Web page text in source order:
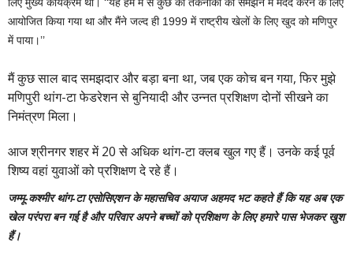
आयोजित किया गया था और मैंने जल्द ही 1999 में राष्ट्रीय खेलों के लिए खुद को मणिपुर
में पाया।’’
मैं कुछ साल बाद समझदार और बड़ा बना था, जब एक कोच बन गया, फिर मुझे
मणिपुरी थांग-टा फेडरेशन से बुनियादी और उन्नत प्रशिक्षण दोनों सीखने का
निमंत्रण मिला।
आज श्रीनगर शहर में 20 से अधिक थांग-टा क्लब खुल गए हैं। उनके कई पूर्व
शिष्य वहां युवाओं को प्रशिक्षण दे रहे हैं।
जम्मू-कश्मीर थांग-टा एसोसिएशन के महासचिव अयाज अहमद भट कहते हैं कि यह अब एक
खेल परंपरा बन गई है और परिवार अपने बच्चों को प्रशिक्षण के लिए हमारे पास भेजकर खुश
हैं।